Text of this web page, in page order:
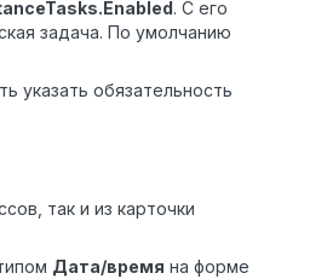
. С его
задача. По умолчанию
указать обязательность
так и из карточки
Дата/время на форме